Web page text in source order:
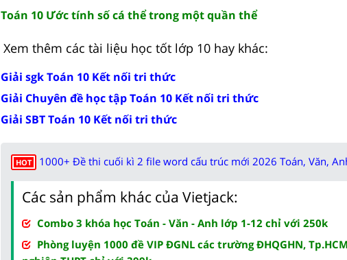
Toán 10 Ước tính số cá thể trong một quần thể
Xem thêm các tài liệu học tốt lớp 10 hay khác:
Giải sgk Toán 10 Kết nối tri thức
Giải Chuyên đề học tập Toán 10 Kết nối tri thức
Giải SBT Toán 10 Kết nối tri thức
HOT 1000+ Đề thi cuối kì 2 file word cấu trúc mới 2026 Toán, Văn,
Các sản phẩm khác của Vietjack:
Combo 3 khóa học Toán - Văn - Anh lớp 1-12 chỉ với 250k
Phòng luyện 1000 đề VIP ĐGNL các trường ĐHQGHN,